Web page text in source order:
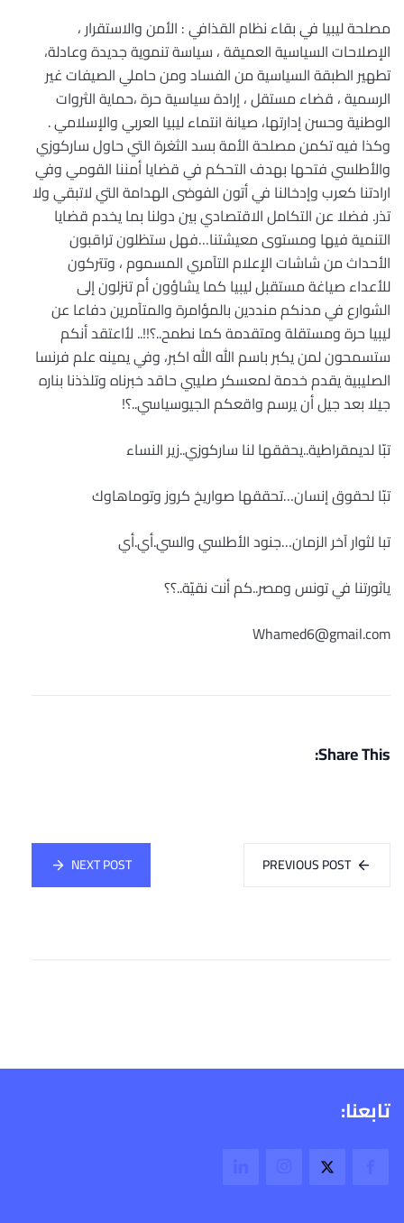
مصلحة ليبيا في بقاء نظام القذافي : الأمن والاستقرار ،
الإصلاحات السياسية العميقة ، سياسة تنموية جديدة وعادلة،
تطهير الطبقة السياسية من الفساد ومن حاملي الصيفات غير
الرسمية ، قضاء مستقل ، إرادة سياسية حرة ،حماية الثروات
الوطنية وحسن إدارتها، صيانة انتماء ليبيا العربي والإسلامي .
وكذا فيه تكمن مصلحة الأمة بسد الثغرة التي حاول ساركوزي
والأطلسي فتحها بهدف التحكم في قضايا أمننا القومي وفي
ارادتنا كعرب وإدخالنا في أتون الفوضى الهدامة التي لاتبقي ولا
تذر. فضلا عن التكامل الاقتصادي بين دولنا بما يخدم قضايا
التنمية فيها ومستوى معيشتنا…فهل ستظلون تراقبون
الأحداث من شاشات الإعلام التآمري المسموم ، وتتركون
للأعداء صياغة مستقبل ليبيا كما يشاؤون أم تنزلون إلى
الشوارع في مدنكم منددين بالمؤامرة والمتآمرين دفاعا عن
ليبيا حرة ومستقلة ومتقدمة كما نطمح..؟!!.. لأاعتقد أنكم
ستسمحون لمن يكبر باسم الله الله اكبر، وفي يمينه علم فرنسا
الصليبية يقدم خدمة لمعسكر صليبي حاقد خبرناه وتلذذنا بناره
جيلا بعد جيل أن يرسم واقعكم الجيوسياسي..؟!
تبّا لديمقراطية..يحققها لنا ساركوزي..زير النساء
تبّا لحقوق إنسان…تحققها صواريخ كروز وتوماهاوك
تبا لثوار آخر الزمان…جنود الأطلسي والسي.أي.أي
ياثورتنا في تونس ومصر..كم أنت نقيّة..؟؟
Whamed6@gmail.com
Share This:
PREVIOUS POST
NEXT POST
تابعنا: